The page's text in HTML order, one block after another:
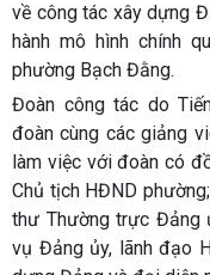
về công tác xây dựng
hành mô hình chính
phường Bạch Đằng.
Đoàn công tác do
đoàn cùng các giảng
làm việc với đoàn có
Chủ tịch HĐND
thư Thường trực Đảng
vụ Đảng ủy, lãnh đạo